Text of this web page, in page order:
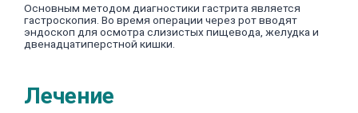
Основным методом диагностики гастрита является
гастроскопия. Во время операции через рот вводят
эндоскоп для осмотра слизистых пищевода, желудка и
двенадцатиперстной кишки.
Лечение